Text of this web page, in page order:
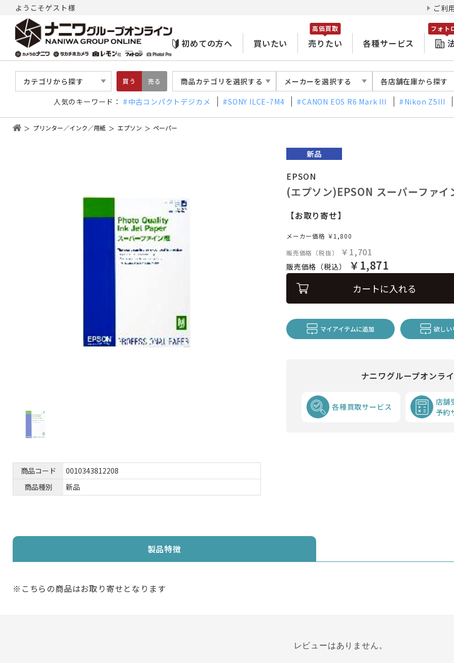
ようこそゲスト様 ご利
初めての方へ 買いたい 売りたい
高価買取
各種サービス
フォト
カテゴリから探す 買う 売る 商品カテゴリを選択する メーカーを選択する 各店舗在庫から探す
人気のキーワード： 中古コンパクトデジカメ SONY ILCE-7M4 CANON EOS R6 Mark III Nikon Z5III
プリンター／インク／用紙 エプソン ペーパー
商品コード
0010343812208
商品種別
新品
EPSON
(エプソン)EPSON スーパーファ
【お取り寄せ】
メーカー価格 ￥1,800
販売価格（税抜）
￥1,701
販売価格（税込） ￥1,871
カートに入れる
マイアイテムに追加 欲しい
ナニワグループオンラ
各種買取サービス
店舗
予約
製品特徴
※こちらの商品はお取り寄せとなります
レビューはありません。